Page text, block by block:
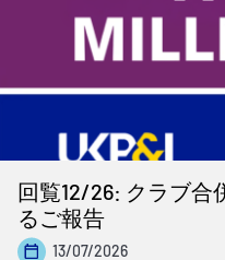
回覧12/26: クラブ合
るご報告
13/07/2026